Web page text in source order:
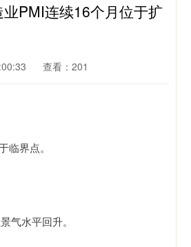
PMI连续16个月位于扩
查看：201
界点。
水平回升。